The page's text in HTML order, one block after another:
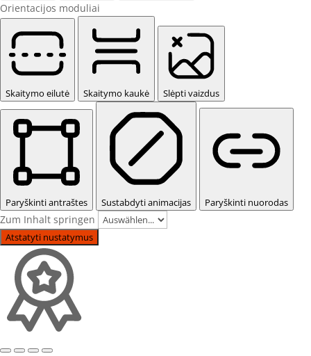
Orientacijos moduliai
Skaitymo eilutė Skaitymo kaukė Slėpti vaizdus
Paryškinti antraštes Sustabdyti animacijas Paryškinti nuorodas
Zum Inhalt springen
Atstatyti nustatymus